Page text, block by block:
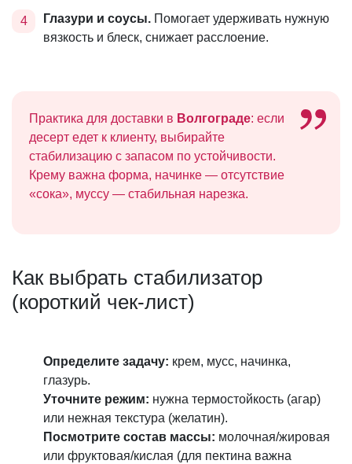
Глазури и соусы. Помогает удерживать нужную
вязкость и блеск, снижает расслоение.
Практика для доставки в Волгограде: если
десерт едет к клиенту, выбирайте
стабилизацию с запасом по устойчивости.
Крему важна форма, начинке — отсутствие
«сока», муссу — стабильная нарезка.
Как выбрать стабилизатор
(короткий чек-лист)
Определите задачу: крем, мусс, начинка,
глазурь.
Уточните режим: нужна термостойкость (агар)
или нежная текстура (желатин).
Посмотрите состав массы: молочная/жировая
или фруктовая/кислая (для пектина важна